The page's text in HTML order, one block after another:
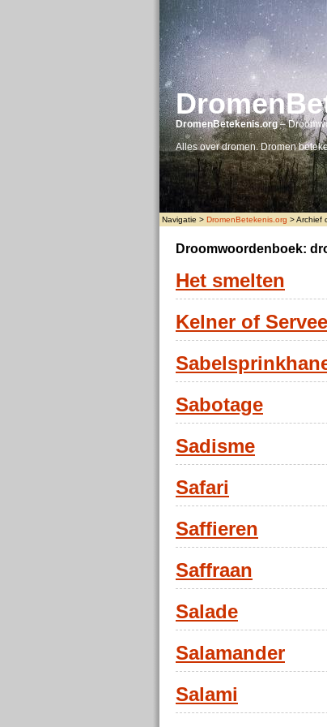
DromenBetekenis.org–
Alles over dromen. Dromen
Navigatie > DromenBetekenis.org > Archief
Droomwoordenboek:
Het smelten
Kelner of
Sabotage
Sadisme
Safari
Saffieren
Saffraan
Salade
Salamander
Salami